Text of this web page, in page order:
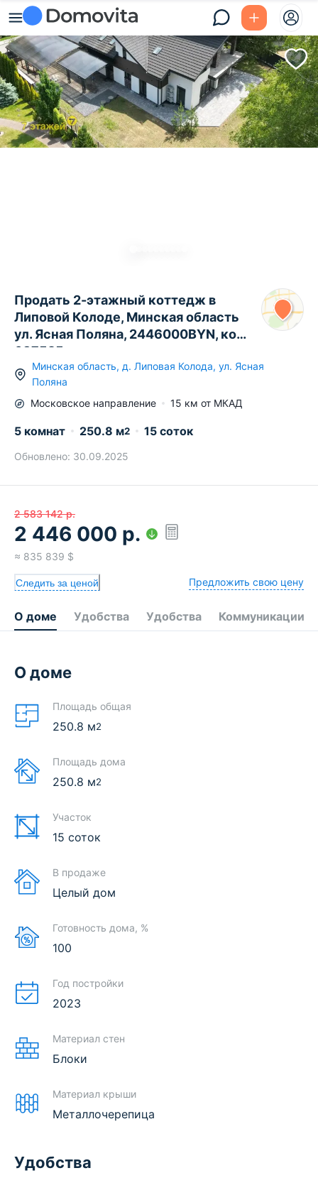
Продать 2-этажный коттедж в
Липовой Колоде, Минская область
ул. Ясная Поляна, 2446000BYN, код
637525
Минская область, д. Липовая Колода, ул. Ясная
Поляна
Московское направление 15 км от МКАД
5 комнат 250.8 м2 15 соток
Обновлено: 30.09.2025
2 583 142 р.
2 446 000 р.
≈ 835 839 $
Следить за ценой Предложить свою цену
О доме Удобства Удобства Коммуникации
О доме
Площадь общая
250.8 м2
Площадь дома
250.8 м2
Участок
15 соток
В продаже
Целый дом
Готовность дома, %
100
Год постройки
2023
Материал стен
Блоки
Материал крыши
Металлочерепица
Удобства